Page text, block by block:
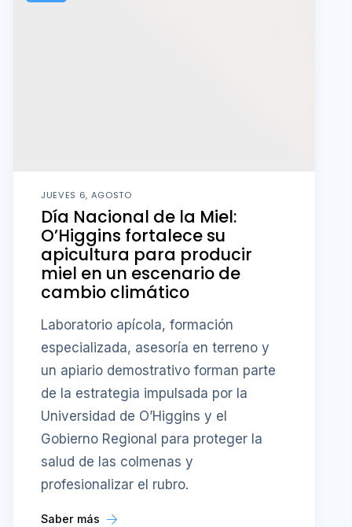
JUEVES 6, AGOSTO
Día Nacional de la Miel:
O’Higgins fortalece su
apicultura para producir
miel en un escenario de
cambio climático
Laboratorio apícola, formación
especializada, asesoría en terreno y
un apiario demostrativo forman parte
de la estrategia impulsada por la
Universidad de O’Higgins y el
Gobierno Regional para proteger la
salud de las colmenas y
profesionalizar el rubro.
Saber más